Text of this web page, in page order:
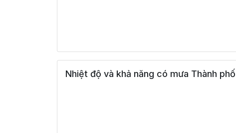
Nhiệt độ và khả năng có mưa Thành